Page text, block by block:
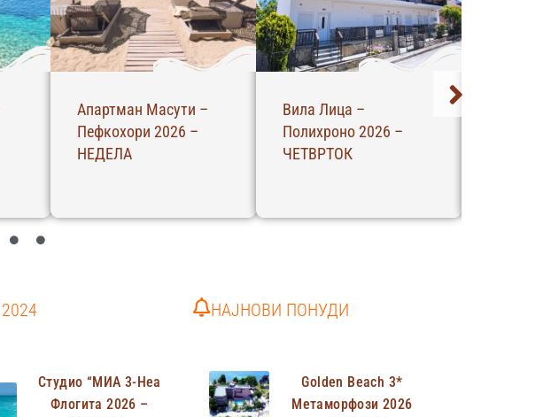
Апартман Масути –
Пефкохори 2026 –
НЕДЕЛА
Вила Лица –
Полихроно 2026 –
ЧЕТВРТОК
Студио “МИА 3-Неа
Флогита 2026 –
НАЈНОВИ ПОНУДИ
Golden Beach 3*
Метаморфози 2026